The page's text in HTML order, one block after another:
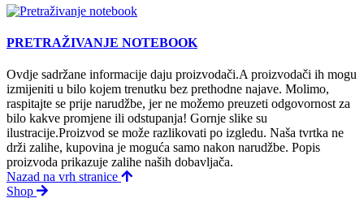
PRETRAŽIVANJE NOTEBOOK
Ovdje sadržane informacije daju proizvodači.A proizvodači ih mogu
izmijeniti u bilo kojem trenutku bez prethodne najave. Molimo,
raspitajte se prije narudžbe, jer ne možemo preuzeti odgovornost za
bilo kakve promjene ili odstupanja! Gornje slike su
ilustracije.Proizvod se može razlikovati po izgledu. Naša tvrtka ne
drži zalihe, kupovina je moguća samo nakon narudžbe. Popis
proizvoda prikazuje zalihe naših dobavljača.
Nazad na vrh stranice
Shop